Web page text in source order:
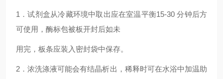
1．试剂盒从冷藏环境中取出应在室温平衡15-30 分钟后方
可使用，酶标包被板开封后如未
用完，板条应装入密封袋中保存。
2．浓洗涤液可能会有结晶析出，稀释时可在水浴中加温助